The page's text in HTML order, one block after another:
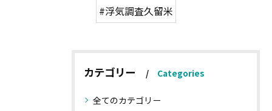
#浮気調査久留米
カテゴリー Categories
全てのカテゴリー